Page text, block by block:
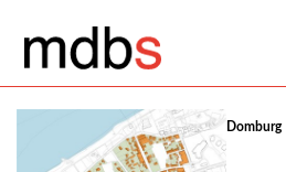
Domburg